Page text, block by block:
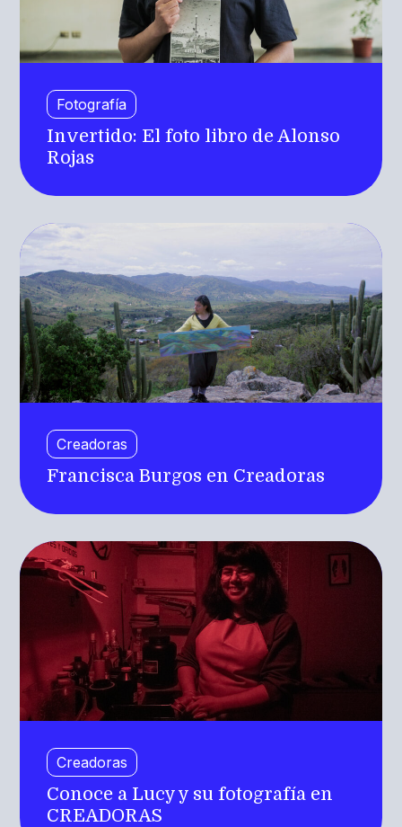
Fotografía
Invertido: El foto libro de Alonso
Rojas
Creadoras
Francisca Burgos en Creadoras
Creadoras
Conoce a Lucy y su fotografía en
CREADORAS